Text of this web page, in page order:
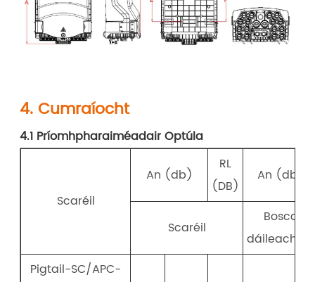
4. Cumraíocht
4.1 Príomhpharaiméadair Optúla
Scaréil
An (db)
RL
(DB)
An (db)
Scaréil
Bosca
dáileacháin
Pigtail-SC/APC-